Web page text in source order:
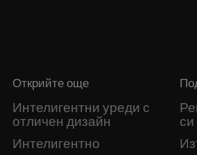
Открийте още
Интелигентни уреди с
отличен дизайн
Интелигентно
си